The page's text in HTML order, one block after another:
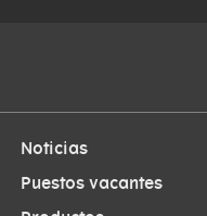
Noticias
Puestos vacantes